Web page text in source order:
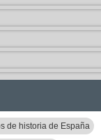
de historia de España